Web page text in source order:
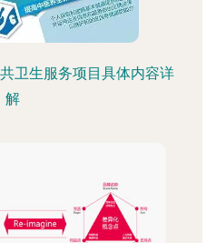
卫生服务项目具体内容详
解